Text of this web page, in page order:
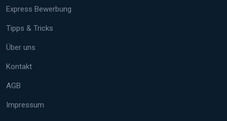
Express Bewerbung
Tipps & Tricks
Über uns
Kontakt
AGB
Impressum